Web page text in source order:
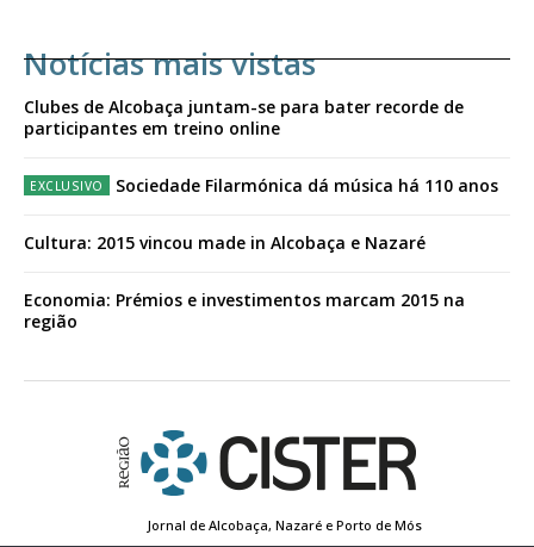
Notícias mais vistas
Clubes de Alcobaça juntam-se para bater recorde de
participantes em treino online
Sociedade Filarmónica dá música há 110 anos
Cultura: 2015 vincou made in Alcobaça e Nazaré
Economia: Prémios e investimentos marcam 2015 na
região
Jornal de Alcobaça, Nazaré e Porto de Mós